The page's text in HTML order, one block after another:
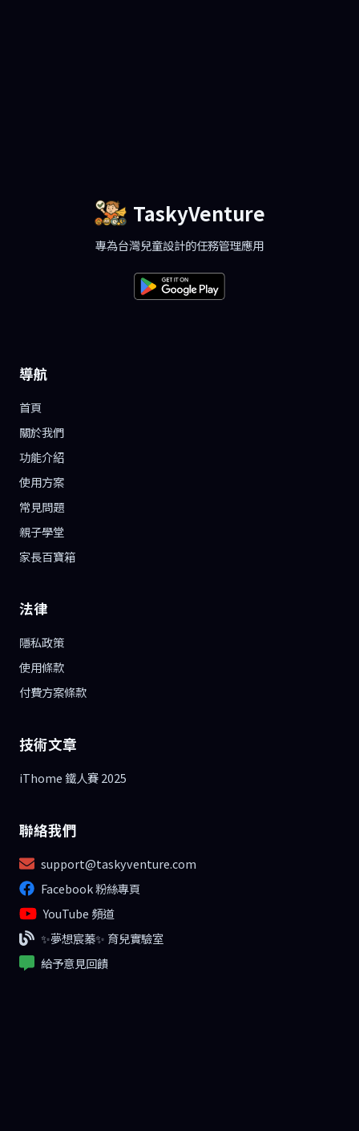
TaskyVenture
專為台灣兒童設計的任務管理應用
導航
首頁
關於我們
功能介紹
使用方案
常見問題
親子學堂
家長百寶箱
法律
隱私政策
使用條款
付費方案條款
技術文章
iThome 鐵人賽 2025
聯絡我們
support@taskyventure.com
Facebook 粉絲專頁
YouTube 頻道
✨夢想宸蓁✨ 育兒實驗室
給予意見回饋